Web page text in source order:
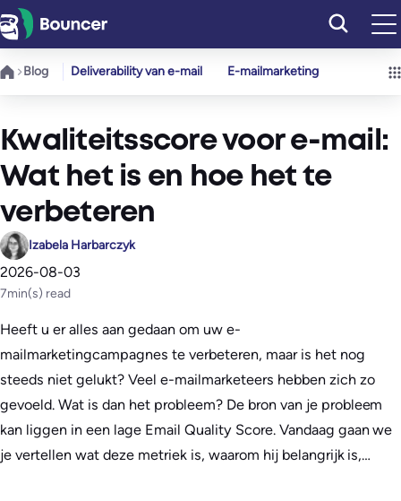
Ga
naar
de
Blog Deliverability van e-mail E-mailmarketing
Kwaliteitsscore voor e-mail:
Wat het is en hoe het te
verbeteren
Izabela Harbarczyk
2026-08-03
7min(s) read
Heeft u er alles aan gedaan om uw e-
mailmarketingcampagnes te verbeteren, maar is het nog
steeds niet gelukt? Veel e-mailmarketeers hebben zich zo
gevoeld. Wat is dan het probleem? De bron van je probleem
kan liggen in een lage Email Quality Score. Vandaag gaan we
je vertellen wat deze metriek is, waarom hij belangrijk is,…